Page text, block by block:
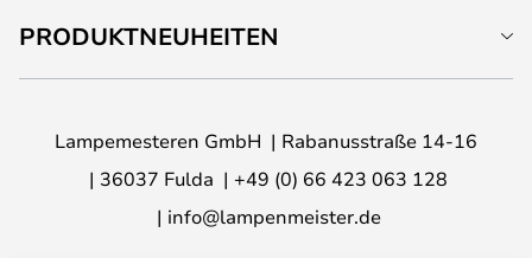
PRODUKTNEUHEITEN
Lampemesteren GmbH
Rabanusstraße 14-16
36037 Fulda
+49 (0) 66 423 063 128
info@lampenmeister.de